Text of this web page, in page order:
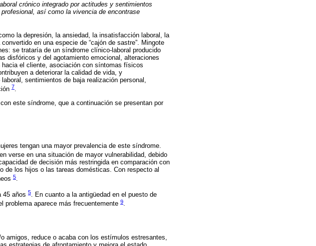
crónico integrado por actitudes y sentimientos
así como la vivencia de encontrase
la depresión, la ansiedad, la insatisfacción laboral, la
en una especie de “cajón de sastre”. Mingote
se trataría de un síndrome clínico-laboral producido
disfóricos y del agotamiento emocional, alteraciones
el cliente, asociación con síntomas físicos
a deteriorar la calidad de vida, y
sentimientos de baja realización personal,
7.
este síndrome, que a continuación se presentan por
tengan una mayor prevalencia de este síndrome.
verse en una situación de mayor vulnerabilidad, debido
de decisión más restringida en comparación con
de los hijos o las tareas domésticas. Con respecto al
5.
45 años 5. En cuanto a la antigüedad en el puesto de
problema aparece más frecuentemente 9.
amigos, reduce o acaba con los estímulos estresantes,